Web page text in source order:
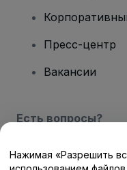
Пресс-центр
Вакансии
Есть вопросы?
Центр помощи
Нажимая «Разрешить